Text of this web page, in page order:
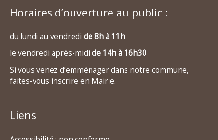
Horaires d’ouverture au public :
du lundi au vendredi de 8h à 11h
le vendredi après-midi de 14h à 16h30
Si vous venez d’emménager dans notre commune,
faites-vous inscrire en Mairie.
Liens